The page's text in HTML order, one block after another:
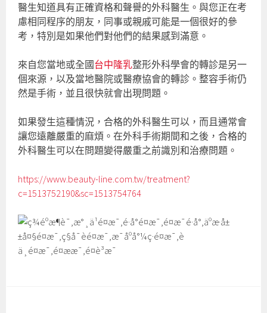
醫生知道具有正確資格和聲譽的外科醫生。與您正在考
慮相同程序的朋友，同事或親戚可能是一個很好的參
考，特別是如果他們對他們的結果感到滿意。
來自您當地或全國台中隆乳整形外科學會的轉診是另一
個來源，以及當地醫院或醫療協會的轉診。整容手術仍
然是手術，並且很快就會出現問題。
如果發生這種情況，合格的外科醫生可以，而且通常會
讓您遠離嚴重的麻煩。在外科手術期間和之後，合格的
外科醫生可以在問題變得嚴重之前識別和治療問題。
https://www.beauty-line.com.tw/treatment?
c=1513752190&sc=1513754764